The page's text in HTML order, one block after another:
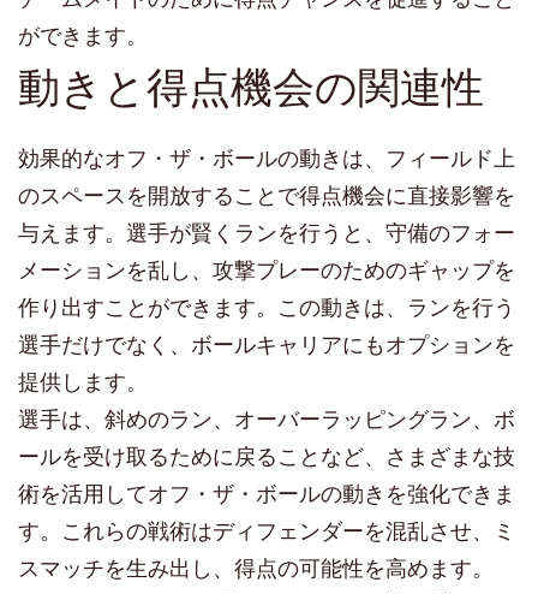
ができます。
動きと得点機会の関連性
効果的なオフ・ザ・ボールの動きは、フィールド上
のスペースを開放することで得点機会に直接影響を
与えます。選手が賢くランを行うと、守備のフォー
メーションを乱し、攻撃プレーのためのギャップを
作り出すことができます。この動きは、ランを行う
選手だけでなく、ボールキャリアにもオプションを
提供します。
選手は、斜めのラン、オーバーラッピングラン、ボ
ールを受け取るために戻ることなど、さまざまな技
術を活用してオフ・ザ・ボールの動きを強化できま
す。これらの戦術はディフェンダーを混乱させ、ミ
スマッチを生み出し、得点の可能性を高めます。